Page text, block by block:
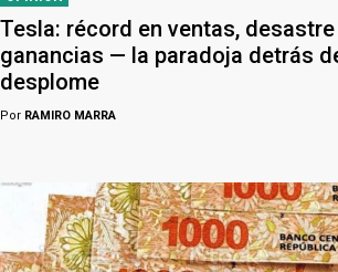
Tesla: récord en ventas, desastre
ganancias — la paradoja detrás
desplome
Por RAMIRO MARRA